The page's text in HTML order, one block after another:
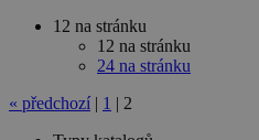
12 na stránku
12 na stránku
24 na stránku
« předchozí 1
2